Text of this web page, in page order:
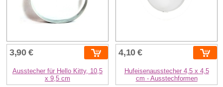
3,90 €
Ausstecher für Hello Kitty, 10,5
x 9,5 cm
4,10 €
Hufeisenausstecher 4,5 x 4,5
cm - Ausstechformen